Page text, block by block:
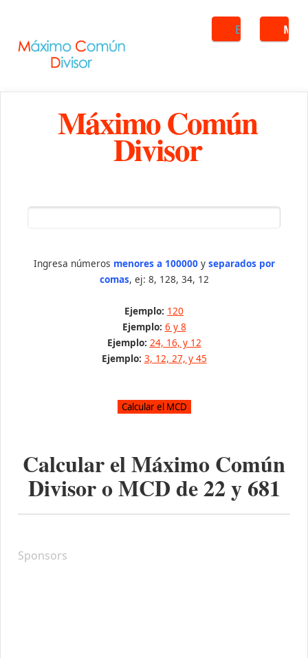
Buscar
Máximo Común
Divisor
Ingresa números menores a 100000y separados por
comas, ej: 8, 128, 34, 12
Ejemplo: 120
Ejemplo: 6 y 8
Ejemplo: 24, 16, y 12
Ejemplo: 3, 12, 27, y 45
Calcular el Máximo Común
Divisor o MCD de22y681
Sponsors